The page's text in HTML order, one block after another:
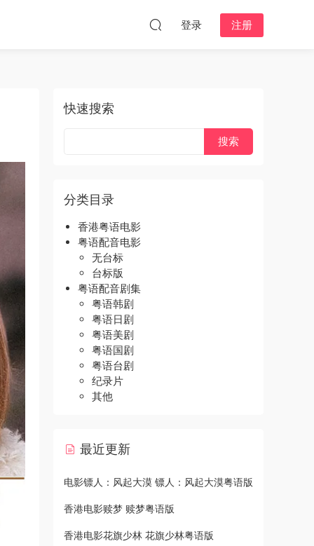
登录 注册
快速搜索
分类目录
香港粤语电影
粤语配音电影
无台标
台标版
粤语配音剧集
粤语韩剧
粤语日剧
粤语美剧
粤语国剧
粤语台剧
纪录片
其他
最近更新
电影镖人：风起大漠 镖人：风起大漠粤语版
香港电影赎梦 赎梦粤语版
香港电影花旗少林 花旗少林粤语版